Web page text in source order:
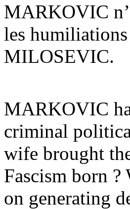
MARKOVIC
les
MILOSEVIC.
MARKOVIC
criminal
wife brought
Fascism born
on generating